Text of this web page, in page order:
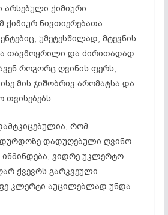
არსებული ქიმიური
ქიმიურ ნივთიერებათა
უმეტესწილად, მტევნის
თავმოყრილი და ძირითადად
როგორც ღვინის ფერს,
მის ჯიშობრივ არომატსა და
რომ
დადუღებული ღვინო
ვიდრე უკლერტო
ქვევრს გარკვეული
კლერტი აუცილებლად უნდა